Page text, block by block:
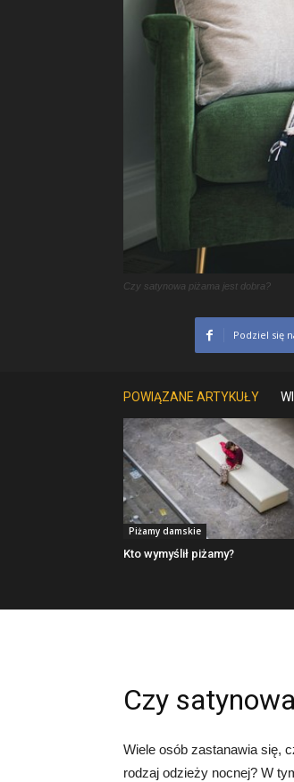
Czy satynowa piżama jest dobra?
Podziel się
POWIĄZANE ARTYKUŁY
Piżamy damskie
Kto wymyślił piżamy?
Czy
Wiele osób zastanawia się,
rodzaj odzieży nocnej? W